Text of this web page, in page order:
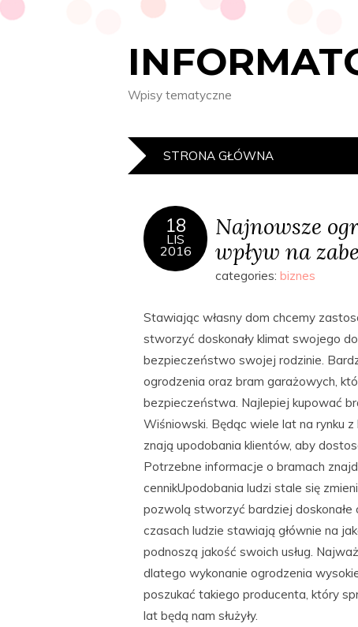
Wpisy tematyczne
STRONA GŁÓWNA
18
LIS
2016
Najnowsze
wpływ na
categories: biznes
Stawiając własny dom chcemy
stworzyć doskonały klimat swojego
bezpieczeństwo swojej rodzinie.
ogrodzenia oraz bram garażowych,
bezpieczeństwa. Najlepiej kupować
Wiśniowski. Będąc wiele lat na rynku
znają upodobania klientów, aby
Potrzebne informacje o bramach
cennikUpodobania ludzi stale się
pozwolą stworzyć bardziej
czasach ludzie stawiają głównie na
podnoszą jakość swoich usług.
dlatego wykonanie ogrodzenia
poszukać takiego producenta, który
lat będą nam służyły.